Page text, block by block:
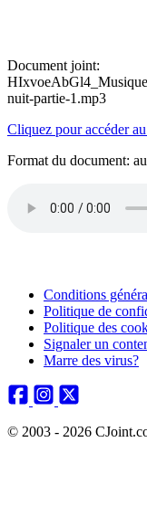
Document joint:
nuit-partie-1.mp3
Cliquez pour accéder
Format du document:
Conditions
Politique de
Politique des
Signaler un
Marre des virus?
© 2003 - 2026